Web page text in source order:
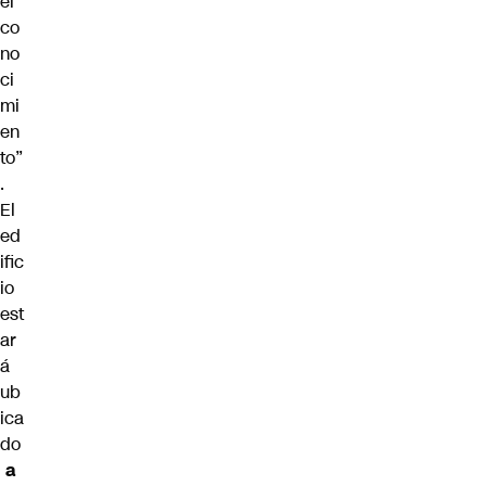
co
no
ci
mi
en
to”
.
El
ed
ific
io
est
ar
á
ub
ica
do
a